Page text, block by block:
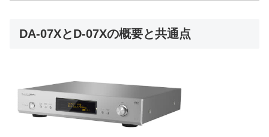
DA-07XとD-07Xの概要と共通点